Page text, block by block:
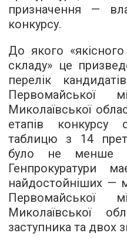
призначення —
конкурсу.
До якого
складу» це
перелік
Первомайської
Миколаївської
етапів конкурсу
таблицю з 14
було не менше
Генпрокуратури
найдостойніших —
Первомайської
Миколаївської
заступника та двох